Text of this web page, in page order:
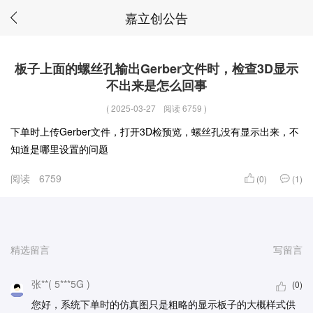
嘉立创公告
板子上面的螺丝孔输出Gerber文件时，检查3D显示
不出来是怎么回事
(2025-03-27 阅读 6759 )
下单时上传Gerber文件，打开3D检预览，螺丝孔没有显示出来，不
知道是哪里设置的问题
阅读 6759 (0) (1)
精选留言 写留言
张**( 5***5G ) (0)
您好，系统下单时的仿真图只是粗略的显示板子的大概样式供